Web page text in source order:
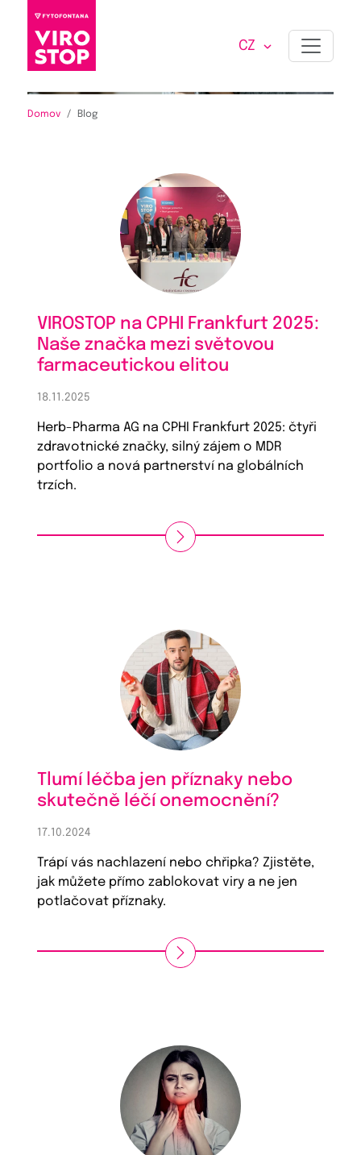
CZ
Domov Blog
VIROSTOP na CPHI Frankfurt 2025:
Naše značka mezi světovou
farmaceutickou elitou
18.11.2025
Herb-Pharma AG na CPHI Frankfurt 2025: čtyři
zdravotnické značky, silný zájem o MDR
portfolio a nová partnerství na globálních
trzích.
Tlumí léčba jen příznaky nebo
skutečně léčí onemocnění?
17.10.2024
Trápí vás nachlazení nebo chřipka? Zjistěte,
jak můžete přímo zablokovat viry a ne jen
potlačovat příznaky.